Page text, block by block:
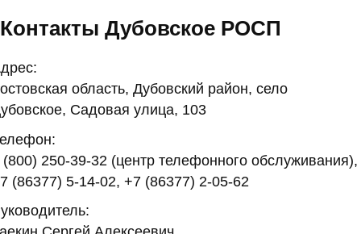
Контакты Дубовское РОСП
область, Дубовский район, село
Садовая улица, 103
(800) 250-39-32 (центр телефонного обслуживания),
(86377) 5-14-02, +7 (86377) 2-05-62